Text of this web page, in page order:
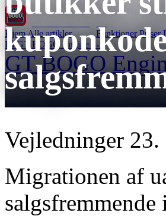
HjemAlle artikler Funktioner Priser
Få GT BOGO Engine →
GT BOGO
Vejledninger 23.
Migrationen af